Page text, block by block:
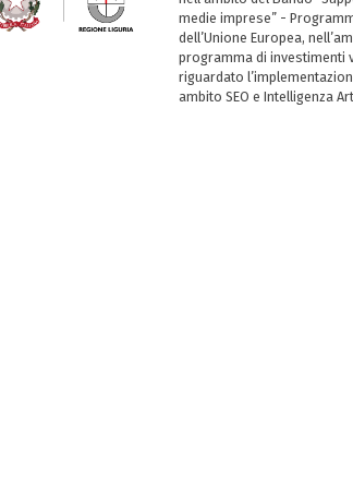
medie imprese” -
dell’Unione Europea,
programma di investimenti
riguardato
ambito SEO e Intelligenza